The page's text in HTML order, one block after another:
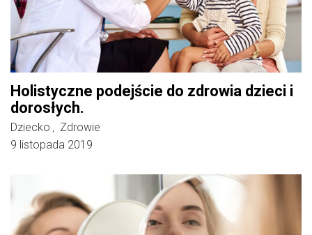
Holistyczne podejście do zdrowia dzieci i
dorosłych.
Dziecko ,
Zdrowie
9 listopada 2019